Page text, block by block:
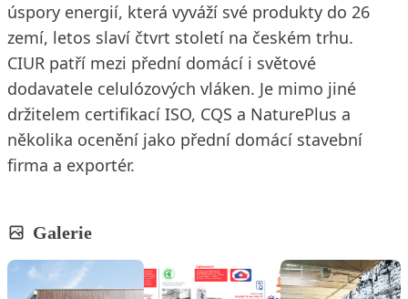
úspory energií, která vyváží své produkty do 26
zemí, letos slaví čtvrt století na českém trhu.
CIUR patří mezi přední domácí i světové
dodavatele celulózových vláken. Je mimo jiné
držitelem certifikací ISO, CQS a NaturePlus a
několika ocenění jako přední domácí stavební
firma a exportér.
Galerie